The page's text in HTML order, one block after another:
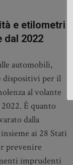
e etilometri
dal 2022
automobili,
per il
al volante
È quanto
dalla
ai 28 Stati
prevenire
imprudenti